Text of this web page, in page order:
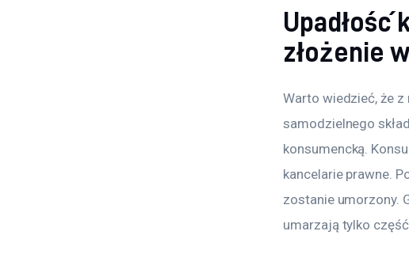
Upadłość
złożenie
Warto wiedzieć, że
samodzielnego
konsumencką.
kancelarie prawne.
zostanie umorzony.
umarzają tylko część